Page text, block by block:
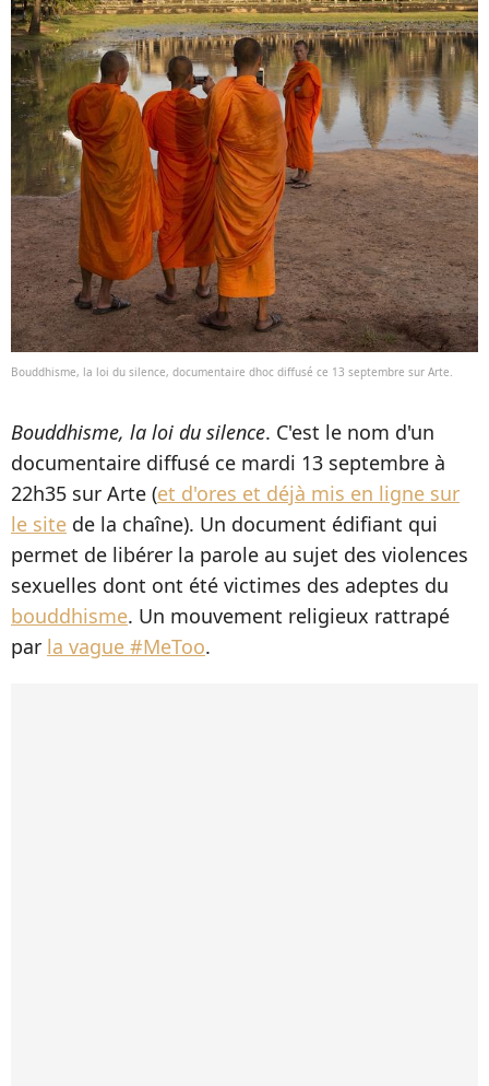
Bouddhisme, la loi du silence, documentaire dhoc diffusé ce 13 septembre sur Arte.
Bouddhisme, la loi du silence. C'est le nom d'un
documentaire diffusé ce mardi 13 septembre à
22h35 sur Arte (et d'ores et déjà mis en ligne sur
le site de la chaîne). Un document édifiant qui
permet de libérer la parole au sujet des violences
sexuelles dont ont été victimes des adeptes du
bouddhisme. Un mouvement religieux rattrapé
par la vague #MeToo.